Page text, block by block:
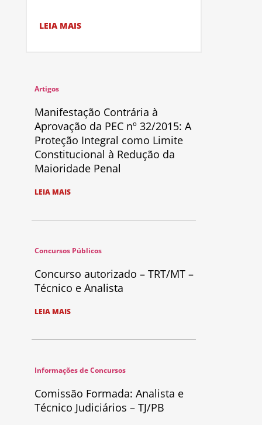
LEIA MAIS
Artigos
Manifestação Contrária à
Aprovação da PEC nº 32/2015: A
Proteção Integral como Limite
Constitucional à Redução da
Maioridade Penal
LEIA MAIS
Concursos Públicos
Concurso autorizado – TRT/MT –
Técnico e Analista
LEIA MAIS
Informações de Concursos
Comissão Formada: Analista e
Técnico Judiciários – TJ/PB